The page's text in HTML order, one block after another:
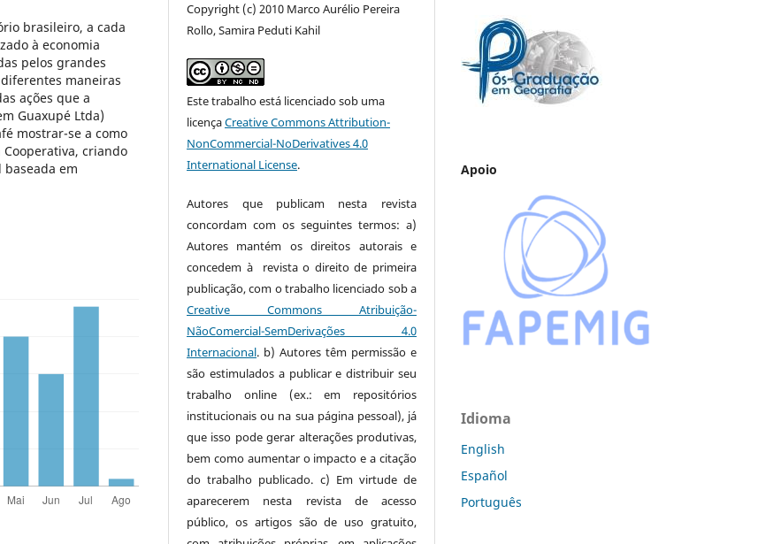
brasileiro, a cada
à economia
pelos grandes
maneiras
ações que a
Guaxupé Ltda)
mostrar-se a como
criando
em
Copyright (c) 2010 Marco Aurélio Pereira
Rollo, Samira Peduti Kahil
Este trabalho está licenciado sob uma
licençaCreative Commons Attribution-
NonCommercial-NoDerivatives 4.0
International License.
Autores que publicam nesta revista
concordam com os seguintes termos: a)
Autores mantém os direitos autorais e
concedem à revista o direito de primeira
publicação, com o trabalho licenciado sob a
Creative Commons Atribuição-
NãoComercial-SemDerivações 4.0
Internacional. b) Autores têm permissão e
são estimulados a publicar e distribuir seu
trabalho online (ex.: em repositórios
institucionais ou na sua página pessoal), já
que isso pode gerar alterações produtivas,
bem como aumentar o impacto e a citação
do trabalho publicado. c) Em virtude de
aparecerem nesta revista de acesso
público, os artigos são de uso gratuito,
Apoio
Idioma
English
Español
Português